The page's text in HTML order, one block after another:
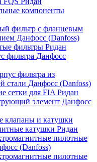
компоненты
фильтр с фланцевым
Данфосс (Danfoss)
фильтры Ридан
фильтра Данфосс
фильтра из
стали Данфосс (Danfoss)
сетки для FIA Ридан
элемент Данфосс
клапаны и катушки
катушки Ридан
пилотные
(Danfoss)
пилотные